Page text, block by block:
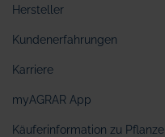
Hersteller
Kundenerfahrungen
Karriere
myAGRAR App
Käuferinformation zu